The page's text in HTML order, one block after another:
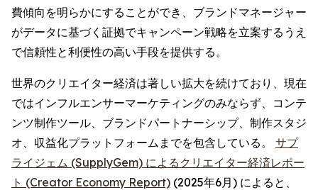
費傾向を明らかにすることができ、ブランドマネージャー
がデータに基づく証拠でキャンペーン戦略を立案するうえ
で信頼性と利便性の高い手段を提供する。
世界のクリエイター経済は著しい拡大を続けており、現在
ではインフルエンサーマーケティングのみならず、コンテ
ンツ制作ツール、ブランドパートナーシップ、制作スタジ
オ、収益化プラットフォームまでを包含している。 サプ
ライジェム (SupplyGem) によるクリエイター経済レポー
ト (Creator Economy Report) (2025年6月) によると、